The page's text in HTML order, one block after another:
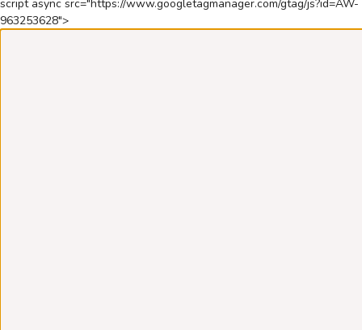
script async src="https://www.googletagmanager.com/gtag/js?id=AW-
963253628">